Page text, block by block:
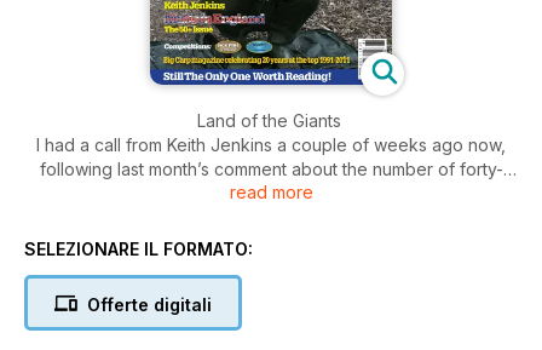
Land of the Giants
I had a call from Keith Jenkins a couple of weeks ago now,
following last month’s comment about the number of forty-
plus commons in that issue. In all the years I had been
Not that many years ago a 20lb common was a rarity, and I
1990, where all of a sudden I was on a water which contained
read more
SELEZIONARE IL FORMATO:
Offerte digitali